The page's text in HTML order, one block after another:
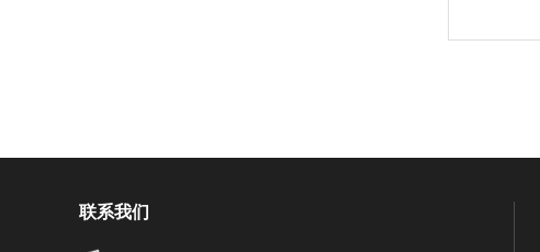
联系我们